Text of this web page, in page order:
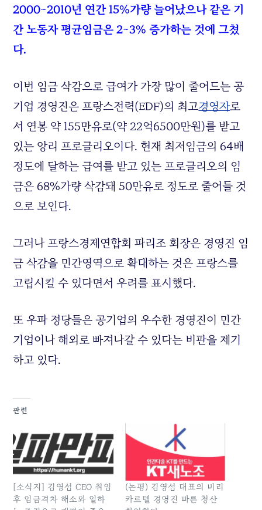
2000~2010년 연간 15%가량 늘어났으나 같은 기
간 노동자 평균임금은 2~3% 증가하는 것에 그쳤
다.
이번 임금 삭감으로 급여가 가장 많이 줄어드는 공
기업 경영진은 프랑스전력(EDF)의 최고경영자로
서 연봉 약 155만유로(약 22억6500만원)를 받고
있는 앙리 프로글리오이다. 현재 최저임금의 64배
정도에 달하는 급여를 받고 있는 프로글리오의 임
금은 68%가량 삭감돼 50만유로 정도로 줄어들 것
으로 보인다.
그러나 프랑스경제연합회 파리조 회장은 경영진 임
금 삭감을 민간영역으로 확대하는 것은 프랑스를
고립시킬 수 있다면서 우려를 표시했다.
또 우파 정당들은 공기업의 우수한 경영진이 민간
기업이나 해외로 빠져나갈 수 있다는 비판을 제기
하고 있다.
관련
[소식지] 김영섭 CEO 취임
후 임금격차 해소와 일하
(논평) 김영섭 대표의 비리
카르텔 경영진 빠른 청산